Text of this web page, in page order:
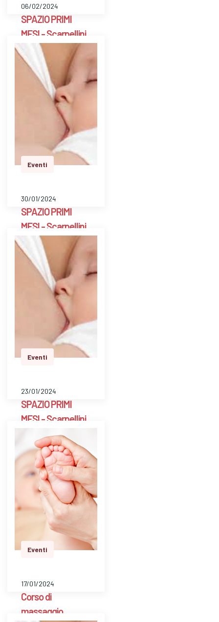
06/02/2024
SPAZIO PRIMI
MESI - Scarpellini
BG
E' uno spazio aperto
a libero accesso
settimanale con un ’
ostetrica e una
psicologa perinatale
per pesare il bambino
e avere risposte a
dom…
Eventi
30/01/2024
SPAZIO PRIMI
MESI - Scarpellini
BG
E' uno spazio aperto
a libero accesso
settimanale con un ’
ostetrica e una
psicologa perinatale
per pesare il bambino
e avere risposte a
dom…
Eventi
23/01/2024
SPAZIO PRIMI
MESI - Scarpellini
E' uno spazio aperto
a libero accesso
settimanale con un ’
ostetrica e una
psicologa perinatale
per pesare il bambino
e avere risposte a
dom…
Eventi
17/01/2024
Corso di
massaggio